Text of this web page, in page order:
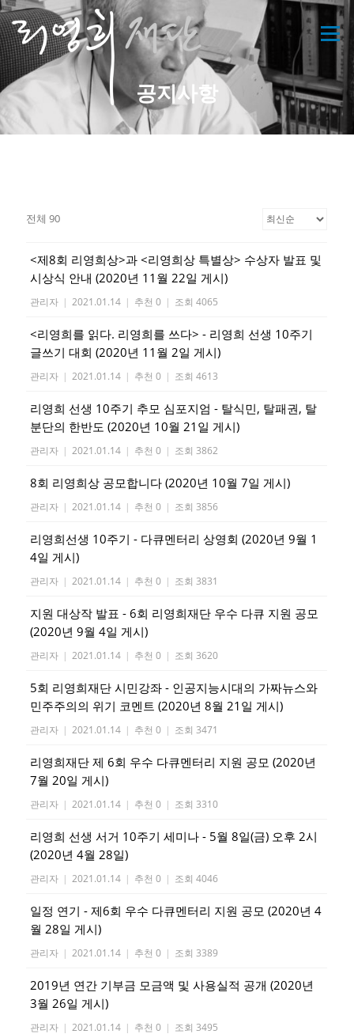
메뉴
공지사항
전체 90
<제8회 리영희상>과 <리영희상 특별상> 수상자 발표 및
시상식 안내 (2020년 11월 22일 게시)
관리자 | 2021.01.14 | 추천 0 | 조회 4065
<리영희를 읽다. 리영희를 쓰다> - 리영희 선생 10주기
글쓰기 대회 (2020년 11월 2일 게시)
관리자 | 2021.01.14 | 추천 0 | 조회 4613
리영희 선생 10주기 추모 심포지엄 - 탈식민, 탈패권, 탈
분단의 한반도 (2020년 10월 21일 게시)
관리자 | 2021.01.14 | 추천 0 | 조회 3862
8회 리영희상 공모합니다 (2020년 10월 7일 게시)
관리자 | 2021.01.14 | 추천 0 | 조회 3856
리영희선생 10주기 - 다큐멘터리 상영회 (2020년 9월 1
4일 게시)
관리자 | 2021.01.14 | 추천 0 | 조회 3831
지원 대상작 발표 - 6회 리영희재단 우수 다큐 지원 공모
(2020년 9월 4일 게시)
관리자 | 2021.01.14 | 추천 0 | 조회 3620
5회 리영희재단 시민강좌 - 인공지능시대의 가짜뉴스와
민주주의의 위기 코멘트 (2020년 8월 21일 게시)
관리자 | 2021.01.14 | 추천 0 | 조회 3471
리영희재단 제 6회 우수 다큐멘터리 지원 공모 (2020년
7월 20일 게시)
관리자 | 2021.01.14 | 추천 0 | 조회 3310
리영희 선생 서거 10주기 세미나 - 5월 8일(금) 오후 2시
(2020년 4월 28일)
관리자 | 2021.01.14 | 추천 0 | 조회 4046
일정 연기 - 제6회 우수 다큐멘터리 지원 공모 (2020년 4
월 28일 게시)
관리자 | 2021.01.14 | 추천 0 | 조회 3389
2019년 연간 기부금 모금액 및 사용실적 공개 (2020년
3월 26일 게시)
관리자 | 2021.01.14 | 추천 0 | 조회 3495